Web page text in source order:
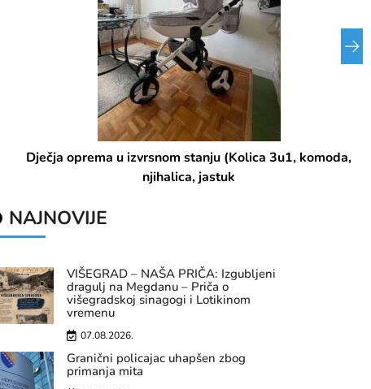
Dječja oprema u izvrsnom stanju (Kolica 3u1, komoda,
njihalica, jastuk
NAJNOVIJE
VIŠEGRAD – NAŠA PRIČA: Izgubljeni
dragulj na Megdanu – Priča o
višegradskoj sinagogi i Lotikinom
vremenu
07.08.2026.
Granični policajac uhapšen zbog
primanja mita